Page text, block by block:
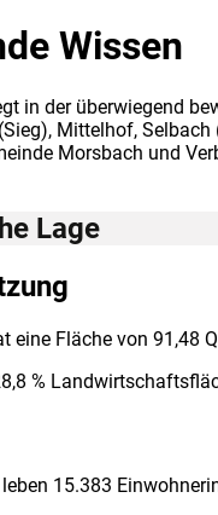
Wissen
in der überwiegend
Mittelhof,
Morsbach und
Lage
eine Fläche von 91,48
%
15.383